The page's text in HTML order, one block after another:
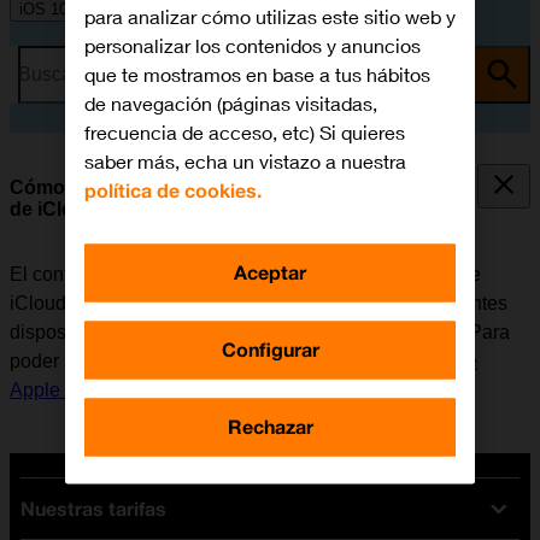
iOS 10.0
Busca por problema o tema
Cómo sincronizar el contenido del móvil a través
de iCloud
El contenido del móvil se puede sincronizar a través de
iCloud para así poder tener acceso a ello desde diferentes
dispositivos o recuperarlo en caso de perder el móvil. Para
poder utilizar iCloud, es necesarioactivar la Cuenta de
Apple en el móvil
Nuestras tarifas
para analizar cómo utilizas este sitio web y
personalizar los contenidos y anuncios
que te mostramos en base a tus hábitos
de navegación (páginas visitadas,
frecuencia de acceso, etc) Si quieres
saber más, echa un vistazo a nuestra
política de cookies.
Configurar
Rechazar
Aceptar